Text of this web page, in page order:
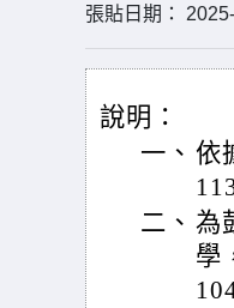
張貼日期：
說明：
一、 依
二、 為
學